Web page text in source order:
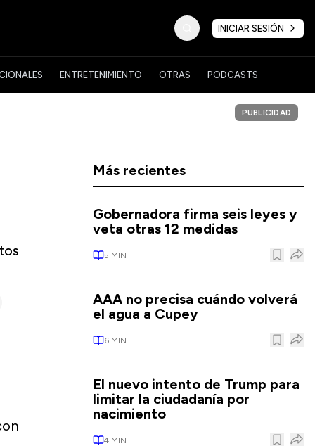
INICIAR SESIÓN
ENTRETENIMIENTO OTRAS PODCASTS
PUBLICIDAD
Más recientes
Gobernadora firma seis leyes y
veta otras 12 medidas
5 MIN
AAA no precisa cuándo volverá
el agua a Cupey
6 MIN
El nuevo intento de Trump para
limitar la ciudadanía por
nacimiento
4 MIN